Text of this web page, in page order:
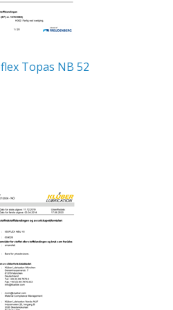
Topas NB 52